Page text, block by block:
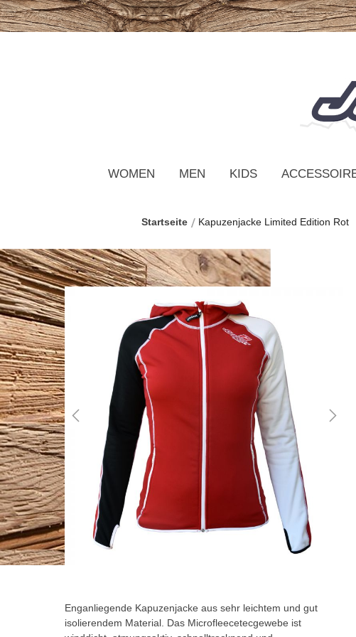
WOMEN MEN KIDS
Startseite Kapuzenjacke Limited Edition Rot
Zum
Ende
der
Bildgalerie
springen
Bildgalerie
Enganliegende Kapuzenjacke aus sehr leichtem und gut
isolierendem Material. Das Microfleecetecgewebe ist